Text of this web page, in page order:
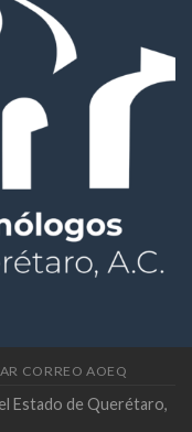
CORREO AOEQ
Estado de Querétaro,